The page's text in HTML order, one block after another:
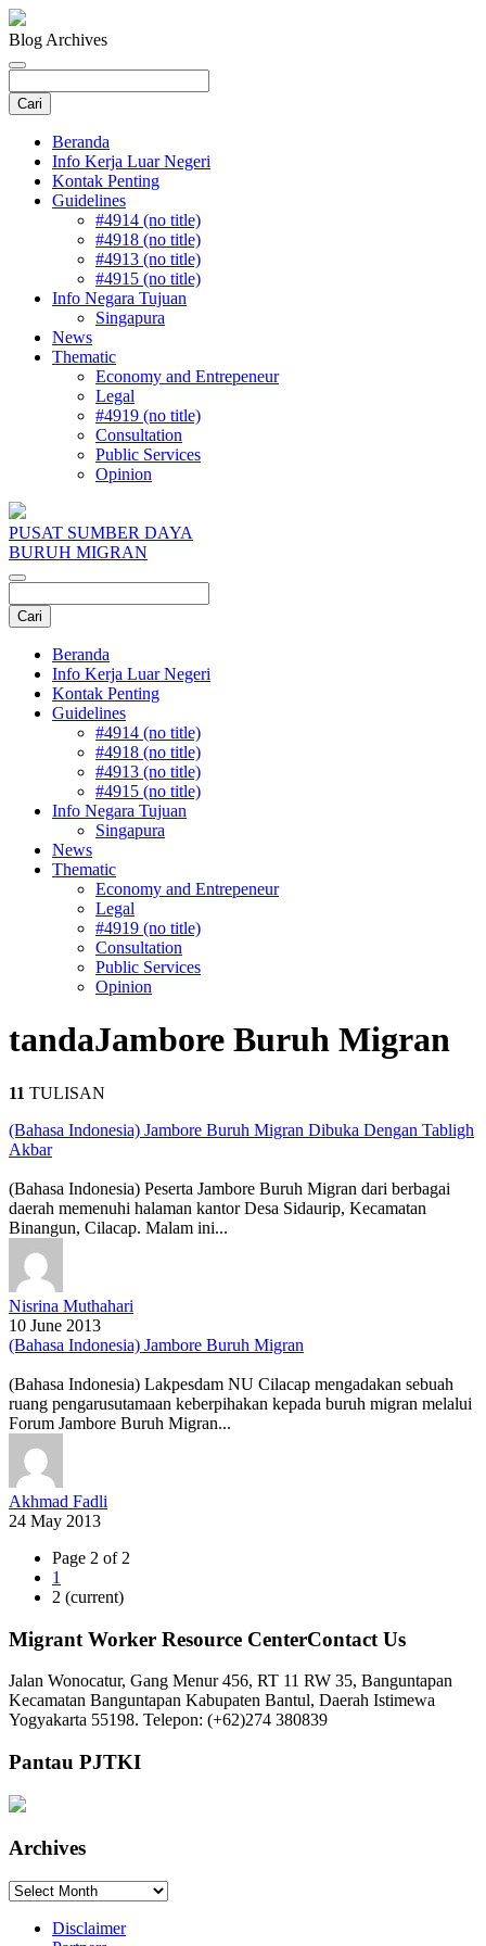
Blog Archives
Beranda
Info Kerja Luar Negeri
Kontak Penting
Guidelines
#4914 (no title)
#4918 (no title)
#4913 (no title)
#4915 (no title)
Info Negara Tujuan
Singapura
News
Thematic
Economy and Entrepeneur
Legal
#4919 (no title)
Consultation
Public Services
Opinion
PUSAT SUMBER DAYA
BURUH MIGRAN
Beranda
Info Kerja Luar Negeri
Kontak Penting
Guidelines
#4914 (no title)
#4918 (no title)
#4913 (no title)
#4915 (no title)
Info Negara Tujuan
Singapura
News
Thematic
Economy and Entrepeneur
Legal
#4919 (no title)
Consultation
Public Services
Opinion
tandaJambore Buruh Migran
11 TULISAN
(Bahasa Indonesia) Jambore Buruh Migran Dibuka Dengan Tabligh
Akbar
(Bahasa Indonesia) Peserta Jambore Buruh Migran dari berbagai
daerah memenuhi halaman kantor Desa Sidaurip, Kecamatan
Binangun, Cilacap. Malam ini...
Nisrina Muthahari
10 June 2013
(Bahasa Indonesia) Jambore Buruh Migran
(Bahasa Indonesia) Lakpesdam NU Cilacap mengadakan sebuah
ruang pengarusutamaan keberpihakan kepada buruh migran melalui
Forum Jambore Buruh Migran...
Akhmad Fadli
24 May 2013
Page 2 of 2
1
2 (current)
Migrant Worker Resource CenterContact Us
Jalan Wonocatur, Gang Menur 456, RT 11 RW 35, Banguntapan
Kecamatan Banguntapan Kabupaten Bantul, Daerah Istimewa
Yogyakarta 55198. Telepon: (+62)274 380839
Pantau PJTKI
Archives
Archives
Disclaimer